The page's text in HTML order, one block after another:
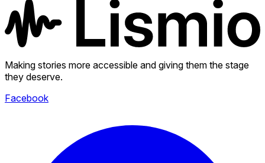
Making stories more accessible and giving them the stage
they deserve.
Facebook